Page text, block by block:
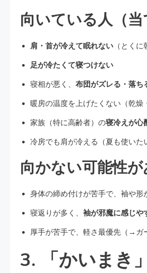
向いている人（
肩・首が冷えて眠れない （とくに
足が冷たくて寝つけない
寝相が悪く、 布団がズレる・落ち
暖房の温度を上げたくない（乾燥
家族（特に高齢者）の寝冷えが心
冷房でも肩が冷える（夏も使いた
向かない可能性
身体の締め付けが苦手で、袖や形
寝返りが多く、 袖が邪魔に感じや
厚手が苦手で、軽さ最優先（→ガ
3. 「かいまき